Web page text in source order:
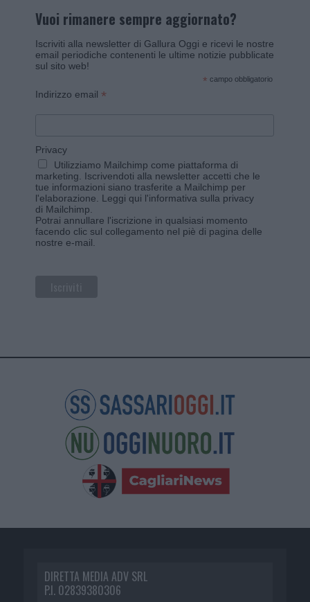
Vuoi rimanere sempre aggiornato?
Iscriviti alla newsletter di Gallura Oggi e ricevi le nostre
email periodiche contenenti le ultime notizie pubblicate
sul sito web!
* campo obbligatorio
Indirizzo email *
Privacy
Utilizziamo Mailchimp come piattaforma di
marketing. Iscrivendoti alla newsletter accetti che le
tue informazioni siano trasferite a Mailchimp per
l'elaborazione. Leggi qui l'informativa sulla privacy
di Mailchimp
Potrai annullare l'iscrizione in qualsiasi momento
facendo clic sul collegamento nel piè di pagina delle
nostre e-mail.
DIRETTA MEDIA ADV SRL
P.I. 02839380306